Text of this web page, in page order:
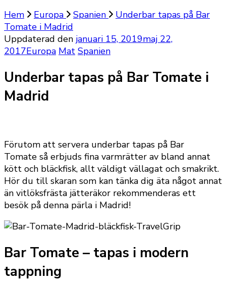
Hem
Europa Spanien
Underbar tapas på Bar
Tomate i Madrid
Uppdaterad den januari 15, 2019maj 22,
2017Europa Mat Spanien
Underbar tapas på Bar Tomate i
Madrid
Förutom att servera underbar tapas på Bar
Tomate så erbjuds fina varmrätter av bland annat
kött och bläckfisk, allt väldigt vällagat och smakrikt.
Hör du till skaran som kan tänka dig äta något annat
än vitlöksfrästa jätteräkor rekommenderas ett
besök på denna pärla i Madrid!
Bar Tomate – tapas i modern
tappning